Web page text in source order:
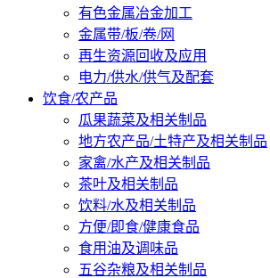
有色金属冶金加工
金属带/板/卷/网
再生资源回收及应用
电力/供水/供气及配套
饮食/农产品
瓜果蔬菜及相关制品
地方农产品/土特产及相关制品
家禽/水产及相关制品
茶叶及相关制品
饮料/水及相关制品
方便/即食/健康食品
食用油及调味品
五谷杂粮及相关制品